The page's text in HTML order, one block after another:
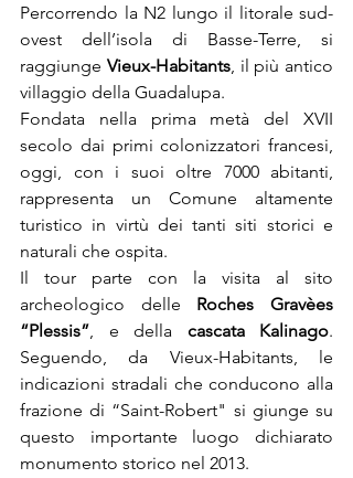
Percorrendo la N2 lungo il litorale sud-
ovest dell’isola di Basse-Terre, si
raggiunge Vieux-Habitants, il più antico
villaggio della Guadalupa.
Fondata nella prima metà del XVII
secolo dai primi colonizzatori francesi,
oggi, con i suoi oltre 7000 abitanti,
rappresenta un Comune altamente
turistico in virtù dei tanti siti storici e
naturali che ospita.
Il tour parte con la visita al sito
archeologico delle Roches Gravèes
“Plessis”, e della cascata Kalinago.
Seguendo, da Vieux-Habitants, le
indicazioni stradali che conducono alla
frazione di “Saint-Robert" si giunge su
questo importante luogo dichiarato
monumento storico nel 2013.